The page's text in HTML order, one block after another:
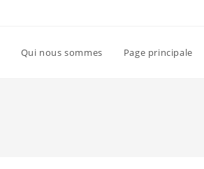
Qui nous sommes Page principale